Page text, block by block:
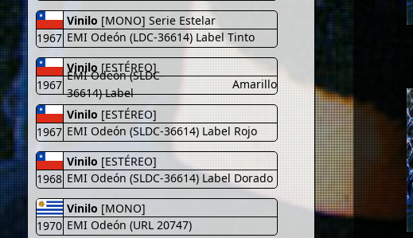
1967
Vinilo [MONO] Serie Estelar
EMI Odeón (LDC-36614) LabelTinto
1967
Vinilo [ESTÉREO]
EMI Odeón (SLDC-
36614) Label
Amarillo
1967
Vinilo [ESTÉREO]
EMI Odeón (SLDC-36614) LabelRojo
1968
Vinilo [ESTÉREO]
EMI Odeón (SLDC-36614) LabelDorado
1970
Vinilo [MONO]
EMI Odeón (URL 20747)